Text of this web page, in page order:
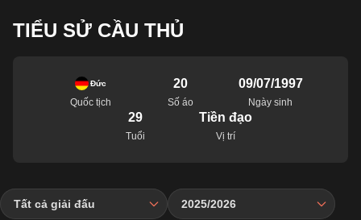
TIỂU SỬ CẦU THỦ
Đức
Quốc tịch
20
Số áo
09/07/1997
Ngày sinh
29
Tuổi
Tiền đạo
Vị trí
Tất cả giải đấu 2025/2026